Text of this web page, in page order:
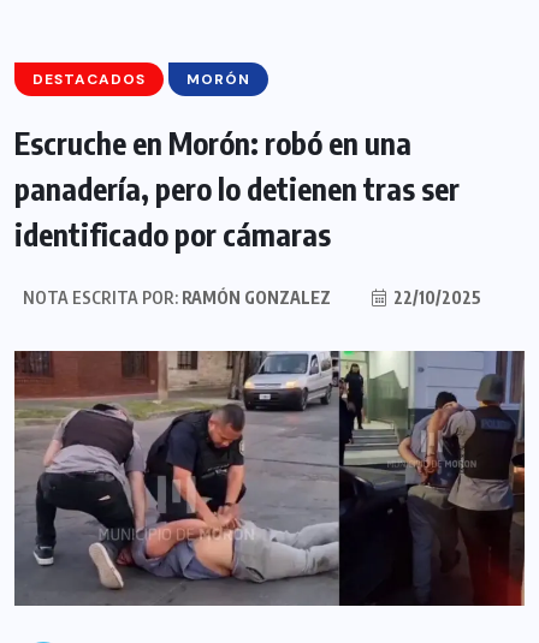
DESTACADOS MORÓN
Escruche en Morón: robó en una
panadería, pero lo detienen tras ser
identificado por cámaras
NOTA ESCRITA POR:RAMÓN GONZALEZ 22/10/2025